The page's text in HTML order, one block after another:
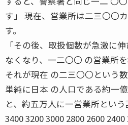
す」 ――現在、営業所は二三〇〇
す。
「その後、取扱個数が急激に
なくなり、一二〇〇 の営業所を
それが現在 の二三〇〇という数
単純に日本 の人口である約一
と、約五万人に一営業所という
3400 3200 3000 2800 2600